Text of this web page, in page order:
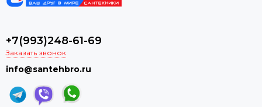
+7(993)248-61-69
Заказать звонок
info@santehbro.ru